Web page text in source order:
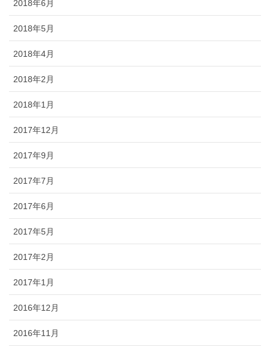
2018年6月
2018年5月
2018年4月
2018年2月
2018年1月
2017年12月
2017年9月
2017年7月
2017年6月
2017年5月
2017年2月
2017年1月
2016年12月
2016年11月